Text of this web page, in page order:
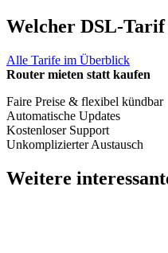
Welcher DSL-Tarif
Alle Tarife im Überblick
Router mieten statt kaufen
Faire Preise & flexibel kündbar
Automatische Updates
Kostenloser Support
Unkomplizierter Austausch
Weitere